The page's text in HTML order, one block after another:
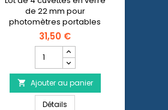
et HI98115
pour mini-photomètres Checker HC (x 4)
HI731321 - Cuvettes de mesure pour
HI967XX, HI957XX ET
HI833XX, SANS
CAPUCHON (X 4)
de 22 mm pour
photomètres portables
(avec bouchon).
31,50 €
quantité
du
produit
HANNA
INSTRUMENTS
 Ajouter au panier
Détails